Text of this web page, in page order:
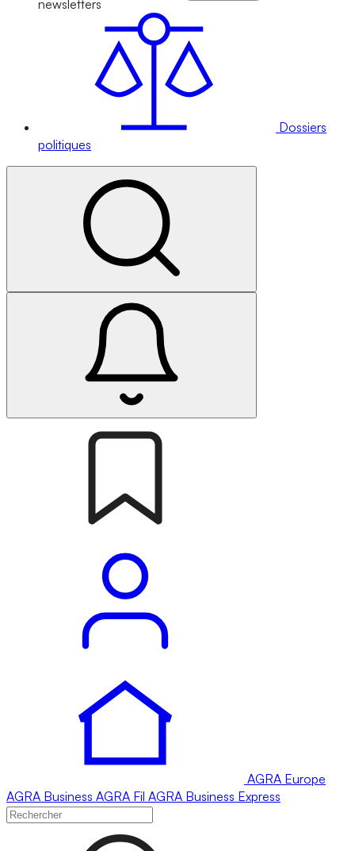
newsletters
Dossiers
politiques
AGRA Europe
AGRA Business AGRA Fil AGRA Business Express